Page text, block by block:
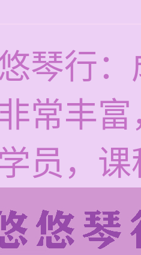
琴行
常丰
员，